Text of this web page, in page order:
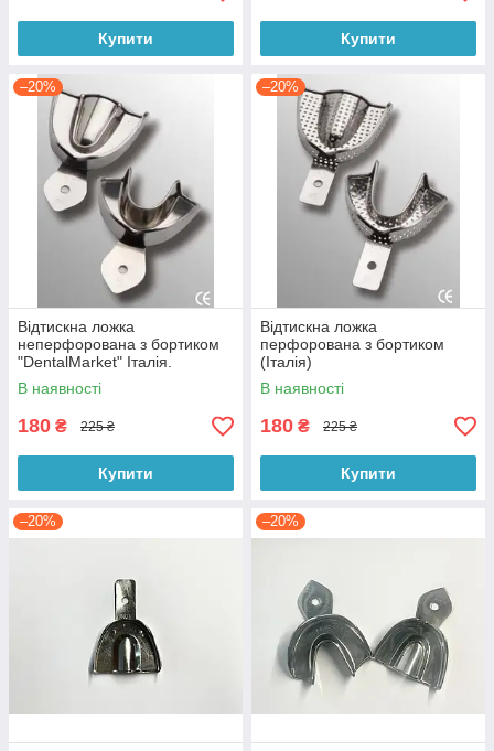
Купити Купити
–20%
Відтискна ложка
неперфорована з бортиком
"DentalMarket" Італія.
В наявності
180 ₴ 225 ₴
Купити
–20%
Відтискна ложка
перфорована з бортиком
(Італія)
В наявності
180 ₴ 225 ₴
Купити
–20% –20%